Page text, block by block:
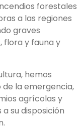
forestales
a las regiones
graves
flora y fauna y
hemos
la emergencia,
agrícolas y
su disposición